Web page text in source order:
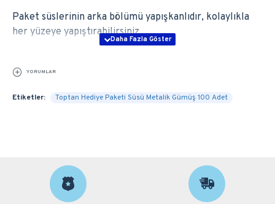
Paket süslerinin arka bölümü yapışkanlıdır, kolaylıkla
her yüzeye yapıştırabilirsiniz
YORUMLAR
Etiketler: Toptan Hediye Paketi Süsü Metalik Gümüş 100 Adet